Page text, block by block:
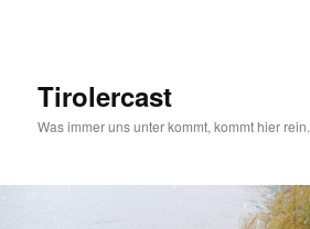
Tirolercast
Was immer uns unter kommt, kommt hier rein.